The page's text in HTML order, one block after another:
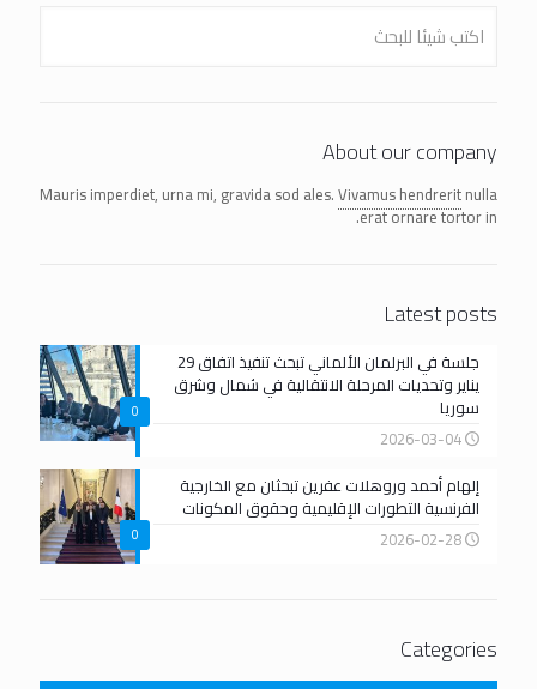
About our company
Mauris imperdiet, urna mi, gravida sod ales.Vivamus hendreritnulla
erat ornare tortor in.
Latest posts
0
جلسة في البرلمان الألماني تبحث تنفيذ اتفاق 29
يناير وتحديات المرحلة الانتقالية في شمال وشرق
سوريا
2026-03-04
0
إلهام أحمد وروهلات عفرين تبحثان مع الخارجية
الفرنسية التطورات الإقليمية وحقوق المكونات
2026-02-28
Categories